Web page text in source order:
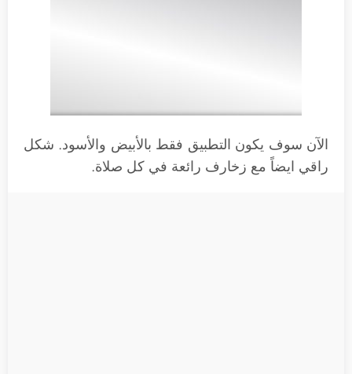
الآن سوف يكون التطبيق فقط بالأبيض والأسود. شكل
راقي ايضاً مع زخارف رائعة في كل صلاة.